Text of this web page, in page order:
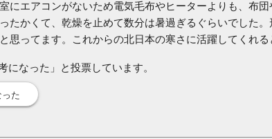
にエアコンがないため電気毛布やヒーターよりも、布
たかくて、乾燥を止めて数分は暑過ぎるぐらいでした
思ってます。これからの北日本の寒さに活躍してくれ
になった」と投票しています。
た